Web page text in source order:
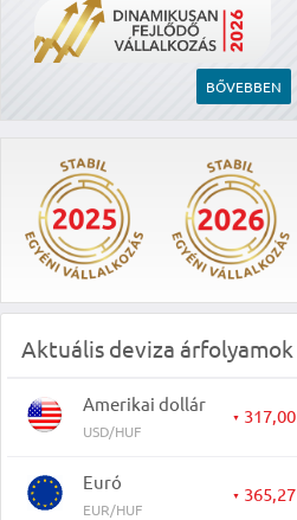
BŐVEBBEN
Aktuális deviza árfolyamok
Amerikai dollár
USD/HUF
▼ 317,00
Euró
EUR/HUF
▼ 365,27